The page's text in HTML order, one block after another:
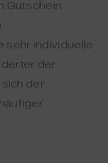
Gutschein
sehr individuelle
der
der